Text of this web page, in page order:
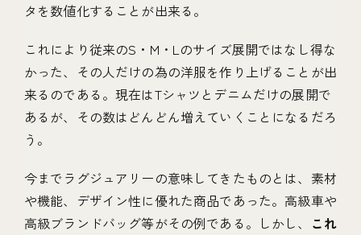
タを数値化することが出来る。
これにより従来のS・M・Lのサイズ展開ではなし得な
かった、その人だけの為の洋服を作り上げることが出
来るのである。現在はTシャツとデニムだけの展開で
あるが、その数はどんどん増えていくことになるだろ
う。
今までラグジュアリーの意味してきたものとは、素材
や機能、デザイン性に優れた商品であった。高級車や
高級ブランドバッグ等がその例である。しかし、 これ